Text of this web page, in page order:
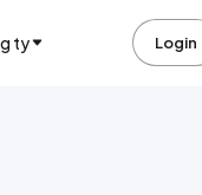
ty Login